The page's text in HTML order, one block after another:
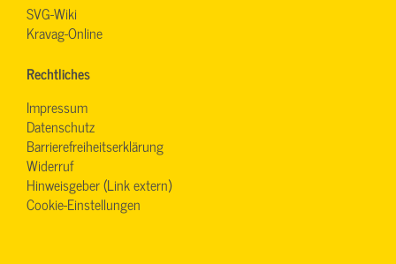
SVG-Wiki
Kravag-Online
Rechtliches
Impressum
Datenschutz
Barrierefreiheitserklärung
Widerruf
Hinweisgeber (Link extern)
Cookie-Einstellungen